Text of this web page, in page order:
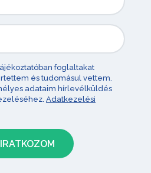
foglaltakat
és tudomásul vettem.
adataim hírlevélküldés
Adatkezelési